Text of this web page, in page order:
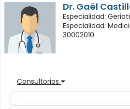
Dr. Gaël
Especialidad:
Especialidad:
30002010
Consultorios